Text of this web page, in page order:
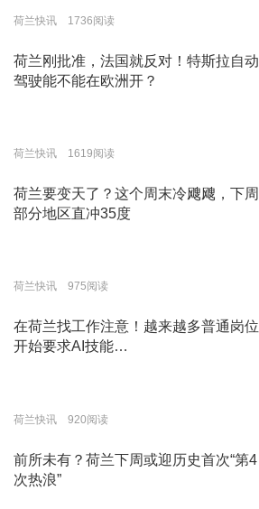
荷兰快讯 1736阅读
荷兰刚批准，法国就反对！特斯拉自动
驾驶能不能在欧洲开？
荷兰快讯 1619阅读
荷兰要变天了？这个周末冷飕飕，下周
部分地区直冲35度
荷兰快讯 975阅读
在荷兰找工作注意！越来越多普通岗位
开始要求AI技能…
荷兰快讯 920阅读
前所未有？荷兰下周或迎历史首次“第4
次热浪”